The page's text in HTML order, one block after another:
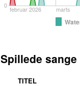
februar 2026 marts
0
Spillede sange
TITEL